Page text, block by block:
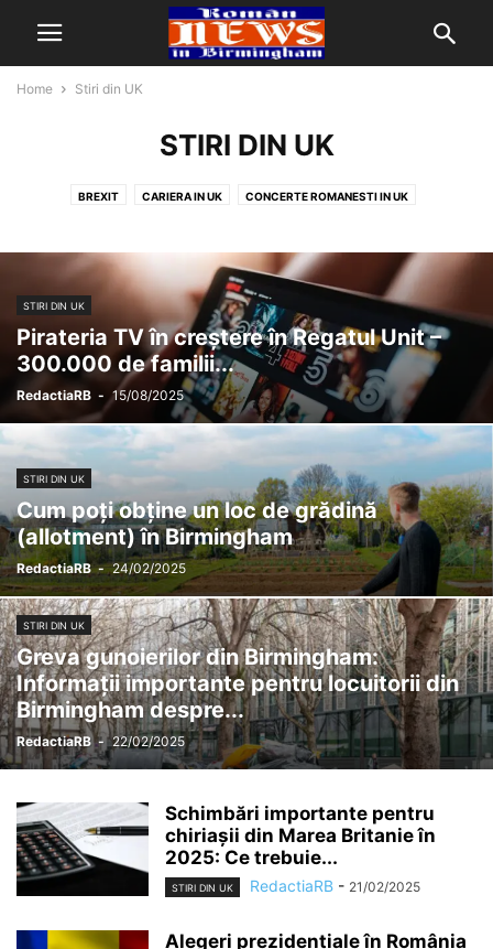
Home Stiri din UK
STIRI DIN UK
BREXIT CARIERA IN UK CONCERTE ROMANESTI IN UK
STIRI DIN UK
STIRI DIN UK
Pirateria TV în creștere în Regatul Unit –
300.000 de familii...
RedactiaRB - 15/08/2025
STIRI DIN UK
Cum poți obține un loc de grădină
(allotment) în Birmingham
RedactiaRB - 24/02/2025
STIRI DIN UK
Greva gunoierilor din Birmingham:
Informații importante pentru locuitorii din
Birmingham despre...
RedactiaRB - 22/02/2025
Schimbări importante pentru
chiriașii din Marea Britanie în
2025: Ce trebuie...
STIRI DIN UK RedactiaRB - 21/02/2025
Alegeri prezidențiale în România